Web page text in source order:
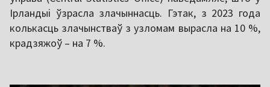
Ірландыі ўзрасла злачыннасць. Гэтак, з 2023 года
колькасць злачынстваў з узломам вырасла на 10 %,
крадзяжоў – на 7 %.